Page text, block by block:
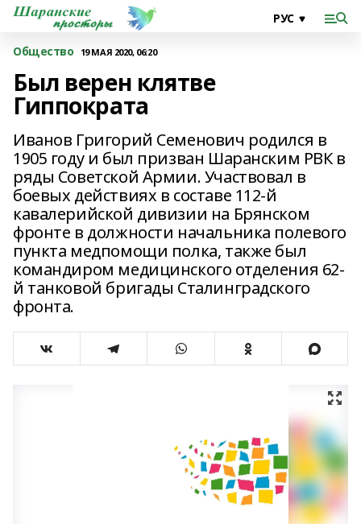
Общество 19 МАЯ 2020, 06:20
Был верен клятве
Гиппократа
Иванов Григорий Семенович родился в
1905 году и был призван Шаранским РВК в
ряды Советской Армии. Участвовал в
боевых действиях в составе 112-й
кавалерийской дивизии на Брянском
фронте в должности начальника полевого
пункта медпомощи полка, также был
командиром медицинского отделения 62-
й танковой бригады Сталинградского
фронта.